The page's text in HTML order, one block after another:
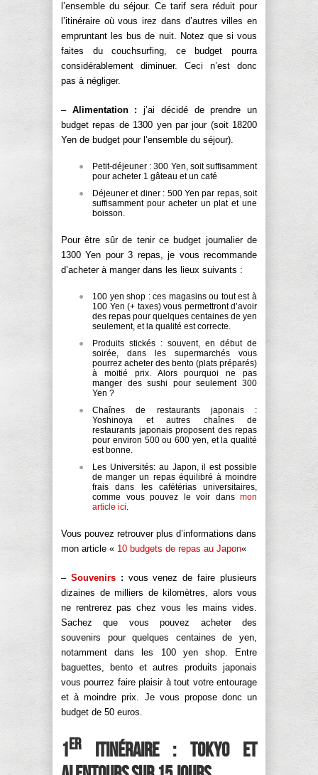
l’ensemble du séjour. Ce tarif sera réduit pour
l’itinéraire où vous irez dans d’autres villes en
empruntant les bus de nuit. Notez que si vous
faites du couchsurfing, ce budget pourra
considérablement diminuer. Ceci n’est donc
pas à négliger.
– Alimentation : j’ai décidé de prendre un
budget repas de 1300 yen par jour (soit 18200
Yen de budget pour l’ensemble du séjour).
Petit-déjeuner : 300 Yen, soit suffisamment
pour acheter 1 gâteau et un café
Déjeuner et diner : 500 Yen par repas, soit
suffisamment pour acheter un plat et une
boisson.
Pour être sûr de tenir ce budget journalier de
1300 Yen pour 3 repas, je vous recommande
d’acheter à manger dans les lieux suivants :
100 yen shop : ces magasins ou tout est à
100 Yen (+ taxes) vous permettront d’avoir
des repas pour quelques centaines de yen
seulement, et la qualité est correcte.
Produits stickés : souvent, en début de
soirée, dans les supermarchés vous
pourrez acheter des bento (plats préparés)
à moitié prix. Alors pourquoi ne pas
manger des sushi pour seulement 300
Yen ?
Chaînes de restaurants japonais :
Yoshinoya et autres chaînes de
restaurants japonais proposent des repas
pour environ 500 ou 600 yen, et la qualité
est bonne.
Les Universités: au Japon, il est possible
de manger un repas équilibré à moindre
frais dans les cafétérias universitaires,
comme vous pouvez le voir dans mon
article ici.
Vous pouvez retrouver plus d’informations dans
mon article « 10 budgets de repas au Japon«
– Souvenirs: vous venez de faire plusieurs
dizaines de milliers de kilomètres, alors vous
ne rentrerez pas chez vous les mains vides.
Sachez que vous pouvez acheter des
souvenirs pour quelques centaines de yen,
notamment dans les 100 yen shop. Entre
baguettes, bento et autres produits japonais
vous pourrez faire plaisir à tout votre entourage
et à moindre prix. Je vous propose donc un
budget de 50 euros.
1eritinéraire : Tokyo et